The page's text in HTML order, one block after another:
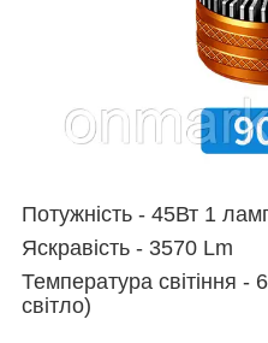
Потужність - 45Вт 1
Яскравість - 3570 Lm
Температура світіння -
світло)